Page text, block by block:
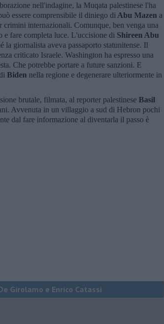
nell'indagine, la Muqata palestinese l'ha
essere comprensibile il diniego di Abu Mazen a
internazionali. Comunque, ben venga una
e fare completa luce. L'uccisione di Shireen Abu
la giornalista aveva passaporto statunitense. Il
criticato Israele. Washington ha espresso una
Che potrebbe portare a future sanzioni. E
Biden nella regione e degenerare ulteriormente in
brutale, filmata, al reporter palestinese Basil
Avvenuta in un villaggio a sud di Hebron pochi
dal fare informazione al diventarla il passo è
Girolamo e Enrico Catassi